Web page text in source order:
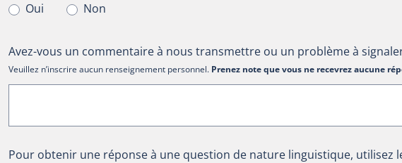
Oui
Non
Avez-vous un commentaire à nous transmettre ou un problème à
Veuillez n’inscrire aucun renseignement personnel. Prenez note que vous ne recevrez aucune
Pour obtenir une réponse à une question de nature linguistique, utilisez